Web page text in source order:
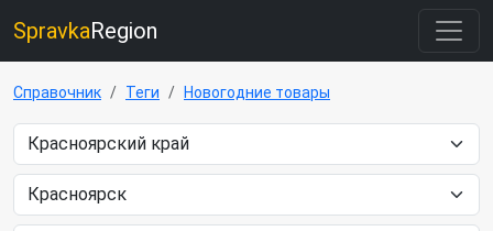
SpravkaRegion
Справочник Теги Новогодние товары